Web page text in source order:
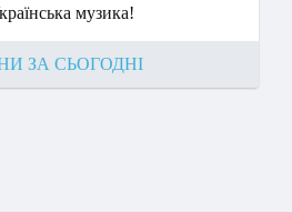
музика!
ЗА СЬОГОДНІ